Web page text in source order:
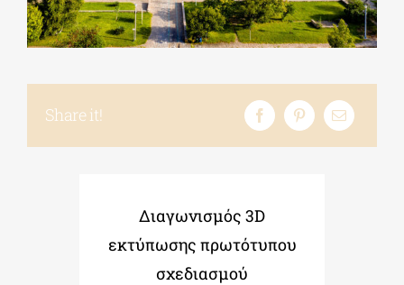
ΕΚΠΑΙΔΕΥΤΙΚΑ ΙΔΡΥΜΑΤΑ
Share it!
Διαγωνισμός 3D
εκτύπωσης πρωτότυπου
σχεδιασμού